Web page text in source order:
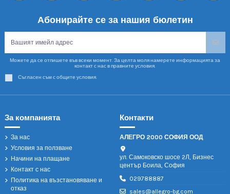
Абонирайте се за нашия бюлетин
Можете да се отпишете във всеки момент. За целта моля намерете информацията за
контакт с нас в правните условия.
Съгласен съм с общите условия.
За компанията
За нас
Условия за ползване
Начини на плащане
Контакт с нас
Политика на възстановяване и
отказ
Контакти
АЛЕГРО 2000 СОФИЯ ООД
ул. Самоковско шосе 2Л, Бизнес
център Боила, София
029788887
sales@allegro-bg.com